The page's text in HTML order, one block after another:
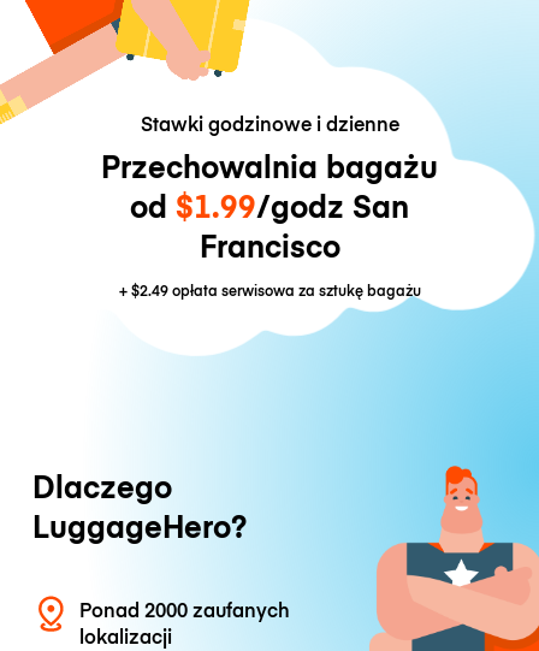
Stawki godzinowe i dzienne
Przechowalnia bagażu
od $1.99/godz San
Francisco
+$2.49opłata serwisowa za sztukę bagażu
Dlaczego
LuggageHero?
Ponad 2000 zaufanych
lokalizacji